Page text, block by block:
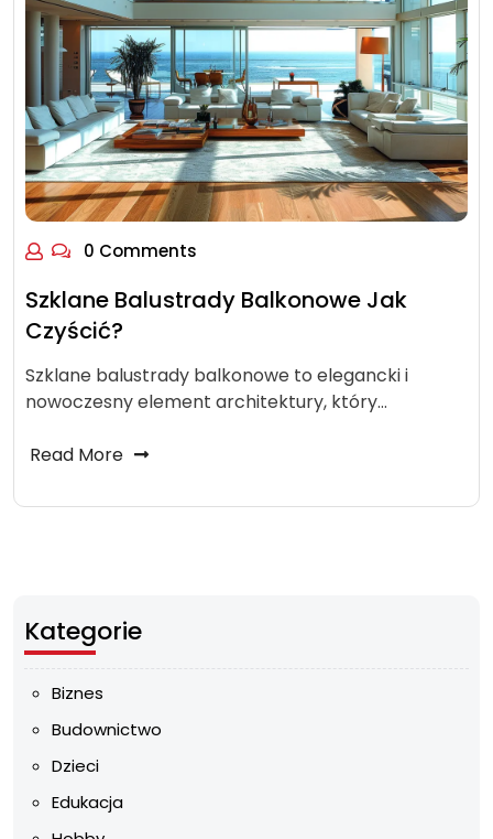
0 Comments
Szklane Balustrady Balkonowe Jak
Czyścić?
Szklane balustrady balkonowe to elegancki i
nowoczesny element architektury, który…
Read More
Kategorie
Biznes
Budownictwo
Dzieci
Edukacja